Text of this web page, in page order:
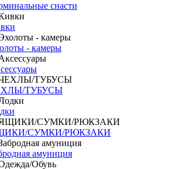
снасти
- камеры
ТУБУСЫ
СУМКИ/РЮКЗАКИ
амуниция